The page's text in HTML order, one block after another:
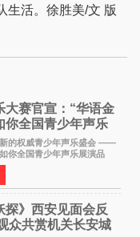
生活。徐胜美/文 版
大赛官宣：“华语金
你全国青少年声乐
幕，阿沁出任明星总
的权威青少年声乐盛会 ——
你全国青少年声乐展演品
举行官宣，国内又一高规格
面启航。 本赛事由寰宇声
探》西安见面会反
众共赏机关长安城